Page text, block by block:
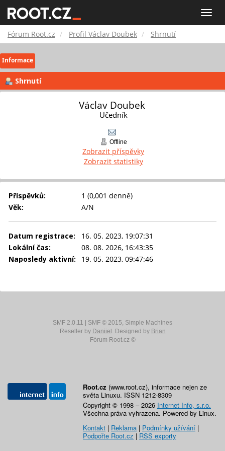
Toggle
Root.cz
Fórum Root.cz Profil Václav Doubek Shrnutí
Informace
Shrnutí
Václav Doubek
Učedník
Offline
Zobrazit příspěvky
Zobrazit statistiky
Příspěvků:
1 (0,001 denně)
Věk:
A/N
Datum registrace:
16. 05. 2023, 19:07:31
Lokální čas:
08. 08. 2026, 16:43:35
Naposledy aktivní:
19. 05. 2023, 09:47:46
SMF 2.0.11 SMF © 2015, Simple Machines
Reseller by Daniiel . Designed by Brian
Fórum Root.cz ©
Root.cz (www.root.cz), informace nejen ze
světa Linuxu. ISSN 1212-8309
Copyright © 1998 – 2026 Internet Info, s.r.o.
Všechna práva vyhrazena. Powered by Linux.
Kontakt | Reklama | Podmínky užívání |
Podpořte Root.cz | RSS exporty